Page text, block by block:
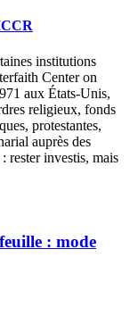
institutions
Center on
aux États-Unis,
religieux, fonds
protestantes,
auprès des
rester investis, mais
: mode